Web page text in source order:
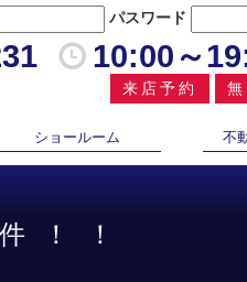
パスワード
10:00～
来店予約
ショールーム 不
！！